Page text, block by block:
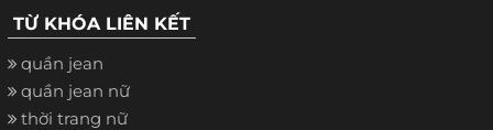
TỪ KHÓA LIÊN KẾT
quần jean
quần jean nữ
thời trang nữ